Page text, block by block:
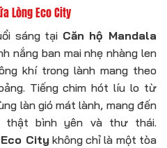
Lòng Eco City
sáng tại Căn hộ Mandala
nắng ban mai nhẹ nhàng len
khí trong lành mang theo
Tiếng chim hót líu lo từ
làn gió mát lành, mang đến
thật bình yên và thư thái.
City không chỉ là một tòa